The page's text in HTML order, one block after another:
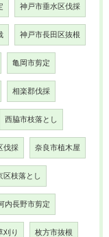
神戸市垂水区伐採
神戸市長田区抜根
亀岡市剪定
相楽郡伐採
西脇市枝落とし
伐採 奈良市植木屋
区枝落とし
内長野市剪定
刈り 枚方市抜根